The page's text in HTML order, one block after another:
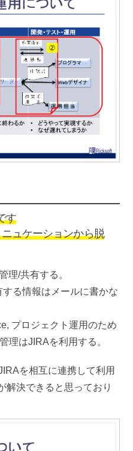
す
ュケーションから脱
理/共有する。
る情報はメールに書かな
プロジェクト運用のため
理はJIRAを利用する。
を相互に連携して利用
解決できると思っており